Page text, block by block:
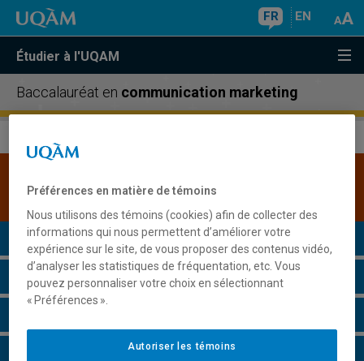
FR EN
Étudier à l'UQAM
Baccalauréat en communication marketing
disponible.Cliquez ici pour la consulter
Présentation du programme
Conditions d'admission
Grille de cheminement
Préférences en matière de témoins
Nous utilisons des témoins (cookies) afin de collecter des
informations qui nous permettent d’améliorer votre
expérience sur le site, de vous proposer des contenus vidéo,
d’analyser les statistiques de fréquentation, etc. Vous
pouvez personnaliser votre choix en sélectionnant
« Préférences ».
Autoriser les témoins